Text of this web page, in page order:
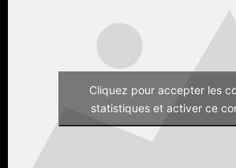
Cliquez pour accepter les
statistiques et activer ce